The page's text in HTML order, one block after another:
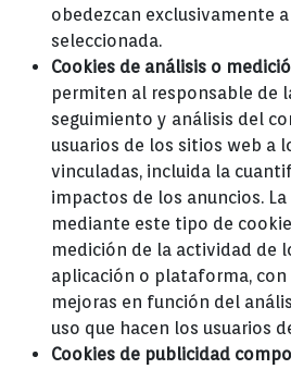
obedezcan exclusivamente
seleccionada.
Cookies de análisis o
permiten al responsable de
seguimiento y análisis del
usuarios de los sitios web a
vinculadas, incluida la
impactos de los anuncios.
mediante este tipo de
medición de la actividad de
aplicación o plataforma,
mejoras en función del
uso que hacen los usuarios
Cookies de publicidad